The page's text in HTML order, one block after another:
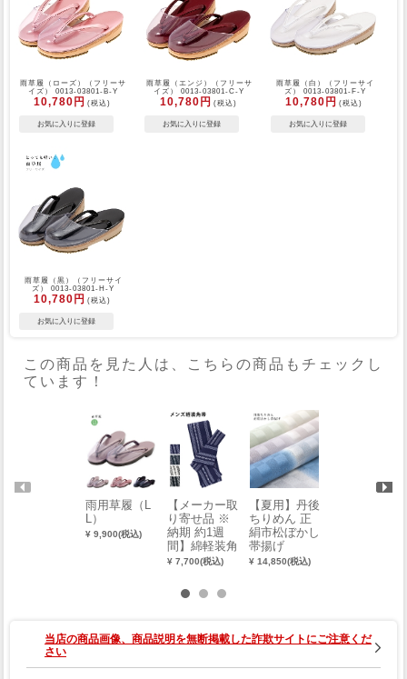
雨草履（ローズ）（フリーサ
イズ） 0013-03801-B-Y
10,780円 (税込)
雨草履（エンジ）（フリーサ
イズ） 0013-03801-C-Y
10,780円 (税込)
雨草履（白）（フリーサイ
ズ） 0013-03801-F-Y
10,780円 (税込)
雨草履（黒）（フリーサイ
ズ） 0013-03801-H-Y
10,780円 (税込)
この商品を見た人は、こちらの商品もチェックし
ています！
雨用草履（L
L）
¥ 9,900(税込)
【メーカー取
り寄せ品 ※
納期 約1週
間】綿軽装角
帯（献上柄）
¥ 7,700(税込)
【夏用】丹後
ちりめん 正
絹市松ぼかし
帯揚げ
¥ 14,850(税込)
当店の商品画像、商品説明を無断掲載した詐欺サイトにご注意くだ
さい